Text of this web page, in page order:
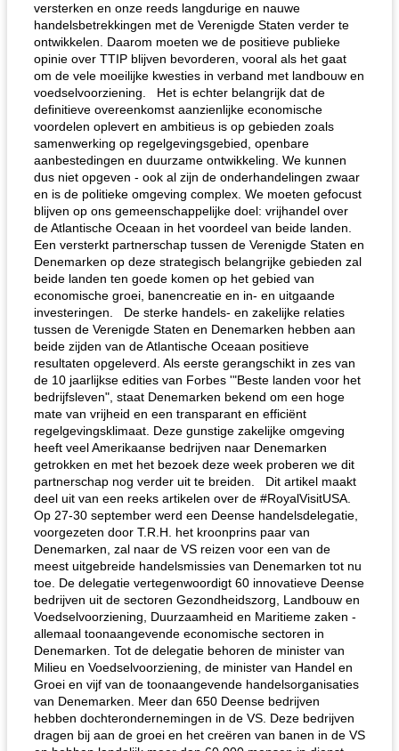
versterken en onze reeds langdurige en nauwe
handelsbetrekkingen met de Verenigde Staten verder te
ontwikkelen. Daarom moeten we de positieve publieke
opinie over TTIP blijven bevorderen, vooral als het gaat
om de vele moeilijke kwesties in verband met landbouw en
voedselvoorziening. Het is echter belangrijk dat de
definitieve overeenkomst aanzienlijke economische
voordelen oplevert en ambitieus is op gebieden zoals
samenwerking op regelgevingsgebied, openbare
aanbestedingen en duurzame ontwikkeling. We kunnen
dus niet opgeven - ook al zijn de onderhandelingen zwaar
en is de politieke omgeving complex. We moeten gefocust
blijven op ons gemeenschappelijke doel: vrijhandel over
de Atlantische Oceaan in het voordeel van beide landen.
Een versterkt partnerschap tussen de Verenigde Staten en
Denemarken op deze strategisch belangrijke gebieden zal
beide landen ten goede komen op het gebied van
economische groei, banencreatie en in- en uitgaande
investeringen. De sterke handels- en zakelijke relaties
tussen de Verenigde Staten en Denemarken hebben aan
beide zijden van de Atlantische Oceaan positieve
resultaten opgeleverd. Als eerste gerangschikt in zes van
de 10 jaarlijkse edities van Forbes '"Beste landen voor het
bedrijfsleven", staat Denemarken bekend om een ​​hoge
mate van vrijheid en een transparant en efficiënt
regelgevingsklimaat. Deze gunstige zakelijke omgeving
heeft veel Amerikaanse bedrijven naar Denemarken
getrokken en met het bezoek deze week proberen we dit
partnerschap nog verder uit te breiden. Dit artikel maakt
deel uit van een reeks artikelen over de #RoyalVisitUSA.
Op 27-30 september werd een Deense handelsdelegatie,
voorgezeten door T.R.H. het kroonprins paar van
Denemarken, zal naar de VS reizen voor een van de
meest uitgebreide handelsmissies van Denemarken tot nu
toe. De delegatie vertegenwoordigt 60 innovatieve Deense
bedrijven uit de sectoren Gezondheidszorg, Landbouw en
Voedselvoorziening, Duurzaamheid en Maritieme zaken -
allemaal toonaangevende economische sectoren in
Denemarken. Tot de delegatie behoren de minister van
Milieu en Voedselvoorziening, de minister van Handel en
Groei en vijf van de toonaangevende handelsorganisaties
van Denemarken. Meer dan 650 Deense bedrijven
hebben dochterondernemingen in de VS. Deze bedrijven
dragen bij aan de groei en het creëren van banen in de VS